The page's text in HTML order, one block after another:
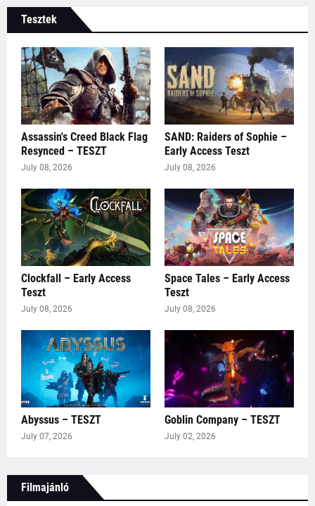
Tesztek
Assassin's Creed Black Flag
Resynced – TESZT
July 08, 2026
SAND: Raiders of Sophie –
Early Access Teszt
July 08, 2026
Clockfall – Early Access
Teszt
July 08, 2026
Space Tales – Early Access
Teszt
July 08, 2026
Abyssus – TESZT
July 07, 2026
Goblin Company – TESZT
July 02, 2026
Filmajánló